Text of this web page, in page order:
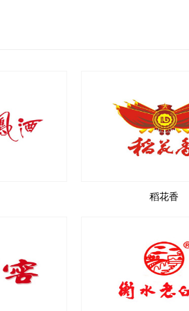
稻花香